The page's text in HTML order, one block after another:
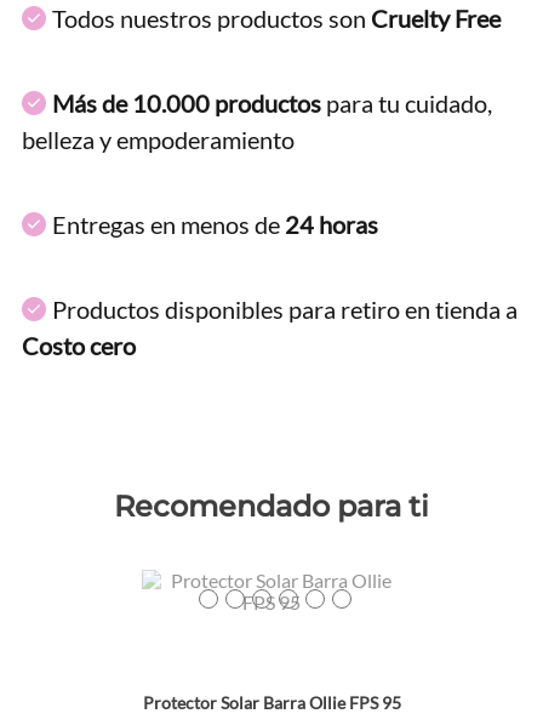
Todos nuestros productos son Cruelty Free
Más de 10.000 productos para tu cuidado,
belleza y empoderamiento
Entregas en menos de 24 horas
Productos disponibles para retiro en tienda a
Costo cero
Recomendado para ti
Protector Solar Barra Ollie FPS 95